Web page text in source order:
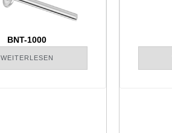
BNT-1000
WEITERLESEN